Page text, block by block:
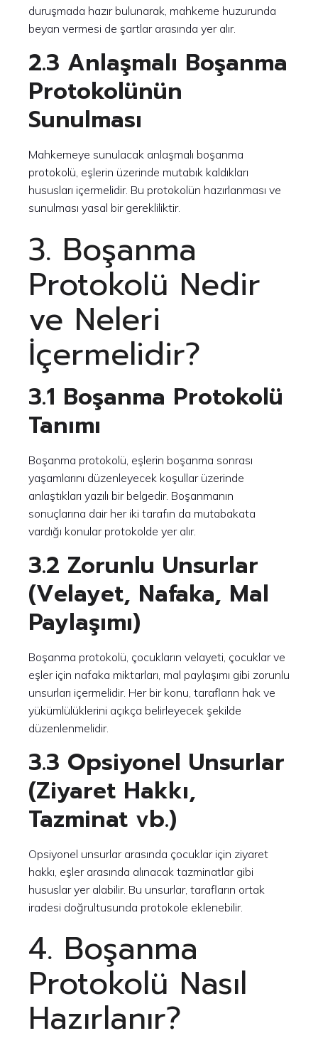
duruşmada hazır bulunarak, mahkeme huzurunda
beyan vermesi de şartlar arasında yer alır.
2.3 Anlaşmalı Boşanma
Protokolünün
Sunulması
Mahkemeye sunulacak anlaşmalı boşanma
protokolü, eşlerin üzerinde mutabık kaldıkları
hususları içermelidir. Bu protokolün hazırlanması ve
sunulması yasal bir gerekliliktir.
3. Boşanma
Protokolü Nedir
ve Neleri
İçermelidir?
3.1 Boşanma Protokolü
Tanımı
Boşanma protokolü, eşlerin boşanma sonrası
yaşamlarını düzenleyecek koşullar üzerinde
anlaştıkları yazılı bir belgedir. Boşanmanın
sonuçlarına dair her iki tarafın da mutabakata
vardığı konular protokolde yer alır.
3.2 Zorunlu Unsurlar
(Velayet, Nafaka, Mal
Paylaşımı)
Boşanma protokolü, çocukların velayeti, çocuklar ve
eşler için nafaka miktarları, mal paylaşımı gibi zorunlu
unsurları içermelidir. Her bir konu, tarafların hak ve
yükümlülüklerini açıkça belirleyecek şekilde
düzenlenmelidir.
3.3 Opsiyonel Unsurlar
(Ziyaret Hakkı,
Tazminat vb.)
Opsiyonel unsurlar arasında çocuklar için ziyaret
hakkı, eşler arasında alınacak tazminatlar gibi
hususlar yer alabilir. Bu unsurlar, tarafların ortak
iradesi doğrultusunda protokole eklenebilir.
4. Boşanma
Protokolü Nasıl
Hazırlanır?